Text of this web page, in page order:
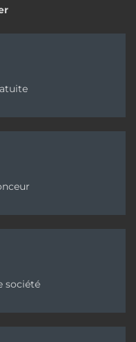
société